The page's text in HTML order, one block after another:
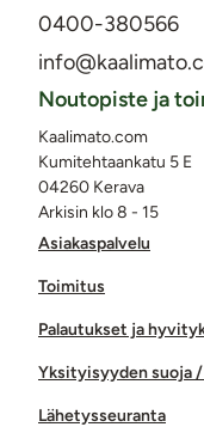
0400-380566
Asiakaspalvelu
Toimitus
Palautukset ja
Yksityisyyden suoja
Lähetysseuranta
Noutopiste ja
Kaalimato.com
Kumitehtaankatu 5 E
04260 Kerava
Arkisin klo 8 - 15